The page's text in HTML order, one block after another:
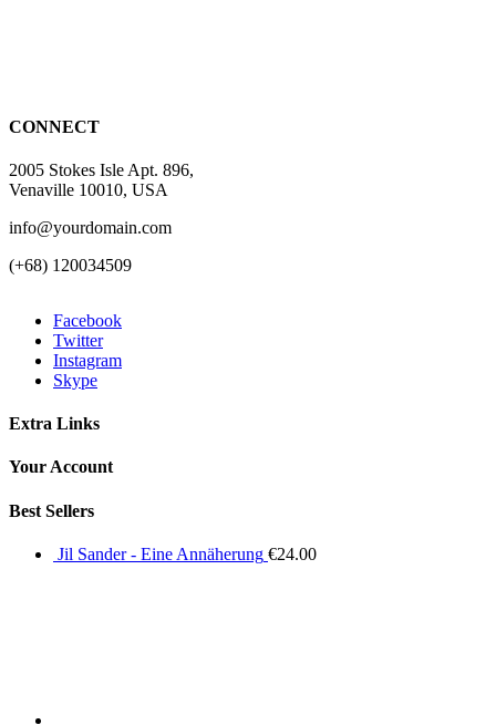
CONNECT
2005 Stokes Isle Apt. 896,
Venaville 10010, USA
info@yourdomain.com
(+68) 120034509
Facebook
Twitter
Instagram
Skype
Extra Links
Your Account
Best Sellers
Jil Sander - Eine Annäherung €24.00